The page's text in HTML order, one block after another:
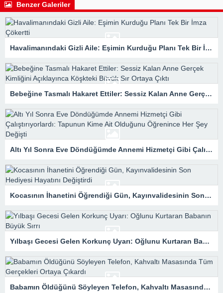
Benzer Galeriler
Havalimanındaki Gizli Aile: Eşimin Kurduğu Planı Tek Bir İmza Çökertti
Bebeğine Tasmalı Hakaret Ettiler: Sessiz Kalan Anne Gerçek Kimliğini Açıklayınca Köşkteki Büyük Sır Ortaya Çıktı
Altı Yıl Sonra Eve Döndüğümde Annemi Hizmetçi Gibi Çalıştırıyorlardı: Tapunun Kime Ait Olduğunu Öğrenince Her Şey Değişti
Kocasının İhanetini Öğrendiği Gün, Kayınvalidesinin Son Hediyesi Hayatını Değiştirdi
Yılbaşı Gecesi Gelen Korkunç Uyarı: Oğlunu Kurtaran Babanın Büyük Sırrı
Babamın Öldüğünü Söyleyen Telefon, Kahvaltı Masasında Tüm Gerçekleri Ortaya Çıkardı